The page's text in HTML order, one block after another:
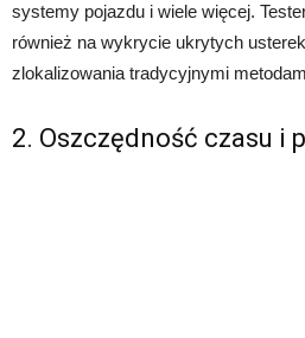
systemy pojazdu i wiele więcej.
również na wykrycie ukrytych
zlokalizowania tradycyjnymi
2. Oszczędność czasu i